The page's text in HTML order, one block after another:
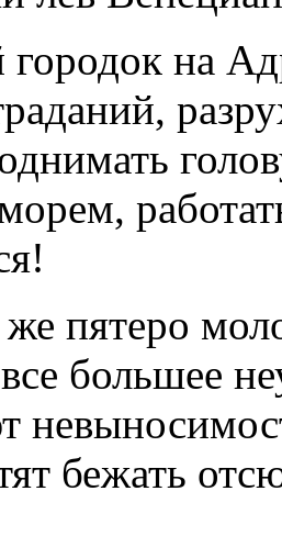
на
пятеро
большее
бежать